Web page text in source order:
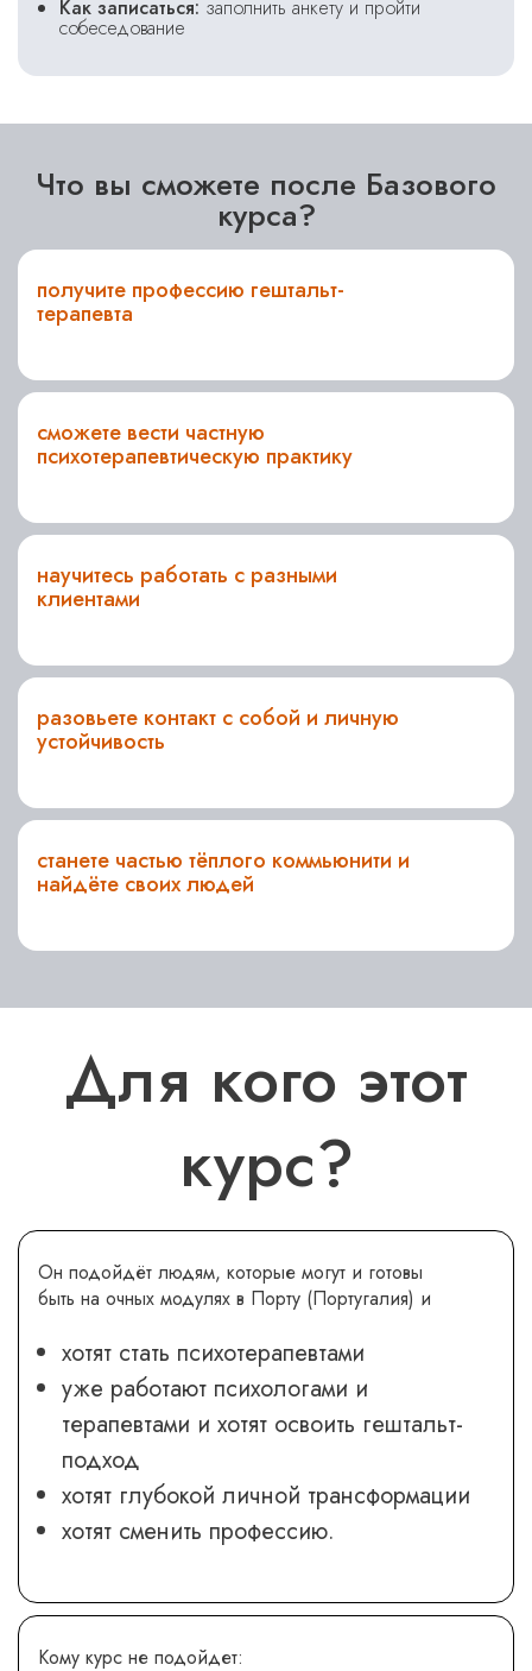
Как записаться: заполнить анкету и пройти
собеседование
Что вы сможете после Базового
курса?
получите профессию гештальт-
терапевта
сможете вести частную
психотерапевтическую практику
научитесь работать с разными
клиентами
разовьете контакт с собой и личную
устойчивость
станете частью тёплого коммьюнити и
найдёте своих людей
Для кого этот
курс?
Он подойдёт людям, которые могут и готовы
быть на очных модулях в Порту (Португалия) и
хотят стать психотерапевтами
уже работают психологами и
терапевтами и хотят освоить гештальт-
подход
хотят глубокой личной трансформации
хотят сменить профессию.
Кому курс не подойдет: